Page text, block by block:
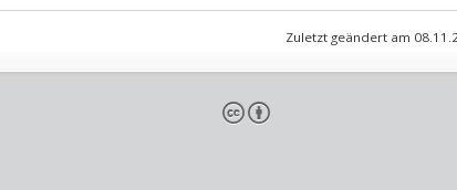
Zuletzt geändert am
cb